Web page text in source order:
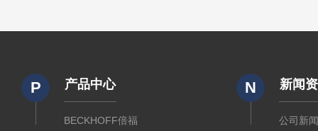
P 产品中心
BECKHOFF倍福
N 新闻
公司新